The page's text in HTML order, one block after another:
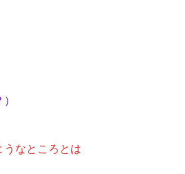
うなところとは